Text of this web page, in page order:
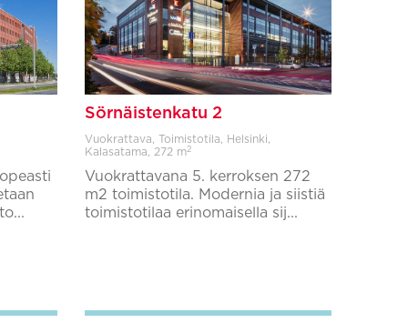
Sörnäistenkatu 2
Vuokrattava, Toimistotila, Helsinki,
Kalasatama,
272 m2
Vuokrattavana 5. kerroksen 272
m2 toimistotila. Modernia ja siistiä
toimistotilaa erinomaisella sij...